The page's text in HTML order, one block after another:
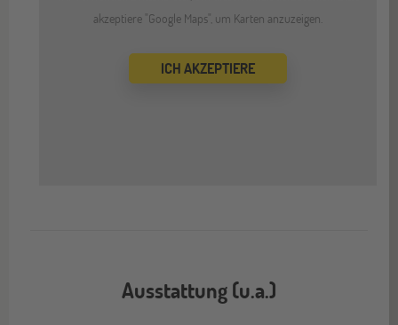
akzeptiere "Google Maps", um Karten anzuzeigen.
ICH AKZEPTIERE
Ausstattung (u.a.)